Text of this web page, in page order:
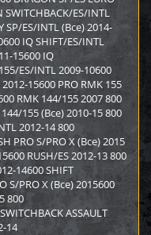
SWITCHBACK/ES/INTL
SP/ES/INTL (Все) 2014-
IQ SHIFT/ES/INTL
15600 IQ
ES/INTL 2009-10600
15600 PRO RMK 155
RMK 144/155 2007 800
155 (Все) 2010-15 800
2012-14 800
PRO S/PRO X (Все) 2015
RUSH/ES 2012-13 800
14600 SHIFT
S/PRO X (Все) 2015600
800
ASSAULT
14